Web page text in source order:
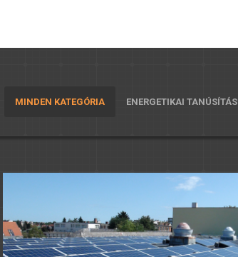
MINDEN KATEGÓRIA ENERGETIKAI TANÚSÍTÁS